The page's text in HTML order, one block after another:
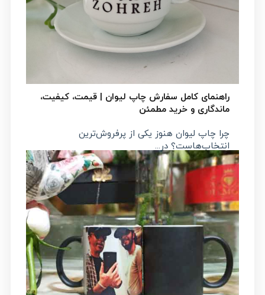
راهنمای کامل سفارش چاپ لیوان | قیمت، کیفیت،
ماندگاری و خرید مطمئن
چرا چاپ لیوان هنوز یکی از پرفروش‌ترین
انتخاب‌هاست؟ در...